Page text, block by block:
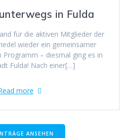
in Fulda
für die aktiven Mitglieder der
wieder ein gemeinsamer
Programm – diesmal ging es in
Fulda! Nach einer[…]
more
ANSEHEN